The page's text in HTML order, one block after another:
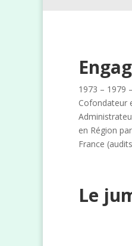
1973 – 1979
Cofondateur
en Région
France
Le